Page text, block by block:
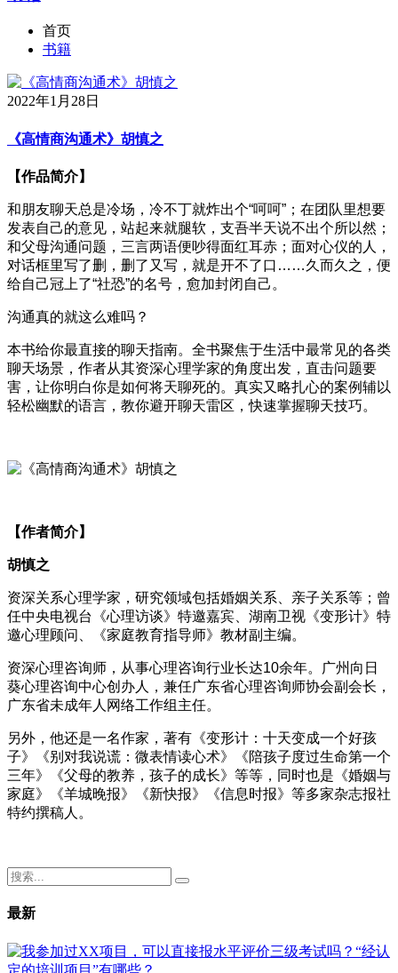
首页
书籍
2022年1月28日
《高情商沟通术》胡慎之
【作品简介】
和朋友聊天总是冷场，冷不丁就炸出个“呵呵”；在团队里想要
发表自己的意见，站起来就腿软，支吾半天说不出个所以然；
和父母沟通问题，三言两语便吵得面红耳赤；面对心仪的人，
对话框里写了删，删了又写，就是开不了口……久而久之，便
给自己冠上了“社恐”的名号，愈加封闭自己。
沟通真的就这么难吗？
本书给你最直接的聊天指南。全书聚焦于生活中最常见的各类
聊天场景，作者从其资深心理学家的角度出发，直击问题要
害，让你明白你是如何将天聊死的。真实又略扎心的案例辅以
轻松幽默的语言，教你避开聊天雷区，快速掌握聊天技巧。
【作者简介】
胡慎之
资深关系心理学家，研究领域包括婚姻关系、亲子关系等；曾
任中央电视台《心理访谈》特邀嘉宾、湖南卫视《变形计》特
邀心理顾问、《家庭教育指导师》教材副主编。
资深心理咨询师，从事心理咨询行业长达10余年。广州向日
葵心理咨询中心创办人，兼任广东省心理咨询师协会副会长，
广东省未成年人网络工作组主任。
另外，他还是一名作家，著有《变形计：十天变成一个好孩
子》《别对我说谎：微表情读心术》《陪孩子度过生命第一个
三年》《父母的教养，孩子的成长》等等，同时也是《婚姻与
家庭》《羊城晚报》《新快报》《信息时报》等多家杂志报社
特约撰稿人。
最新